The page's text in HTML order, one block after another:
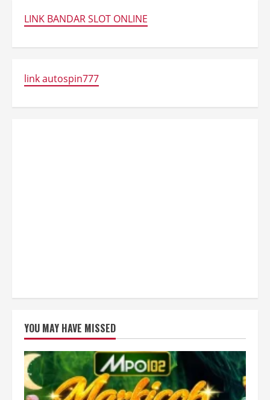
LINK BANDAR SLOT ONLINE
link autospin777
YOU MAY HAVE MISSED